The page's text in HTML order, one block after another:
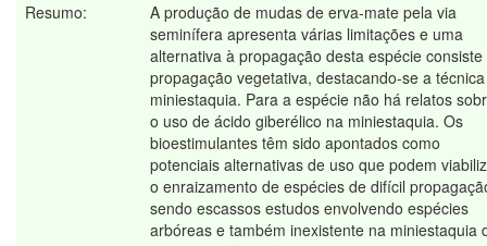
Resumo:
A produção de mudas de erva-mate pela via
seminífera apresenta várias limitações e uma
alternativa à propagação desta espécie consiste
propagação vegetativa, destacando-se a
miniestaquia. Para a espécie não há relatos
o uso de ácido giberélico na miniestaquia. Os
bioestimulantes têm sido apontados como
potenciais alternativas de uso que podem
o enraizamento de espécies de difícil
sendo escassos estudos envolvendo espécies
arbóreas e também inexistente na miniestaquia